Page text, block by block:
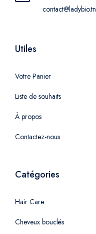
contact@ladybio.tn
Utiles
Votre Panier
Liste de souhaits
À propos
Contactez-nous
Catégories
Hair Care
Cheveux bouclés